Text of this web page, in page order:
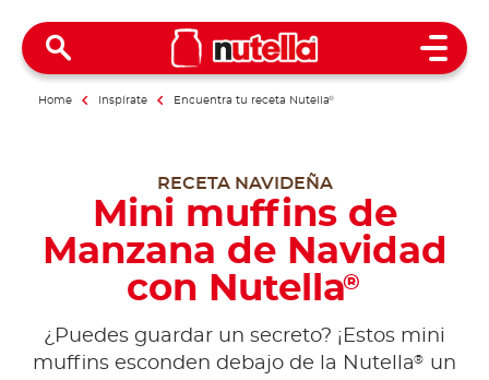
Open
Home Inspírate Encuentra tu receta Nutella®
RECETA NAVIDEÑA
Mini muffins de
Manzana de Navidad
con Nutella®
¿Puedes guardar un secreto? ¡Estos mini
muffins esconden debajo de la Nutella®
un